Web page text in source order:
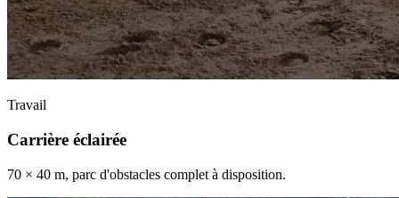
Travail
Carrière éclairée
70 × 40 m, parc d'obstacles complet à disposition.